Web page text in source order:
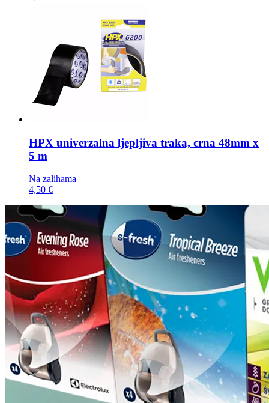
HPX univerzalna ljepljiva traka, crna 48mm x
5 m
Na zalihama
4,50 €